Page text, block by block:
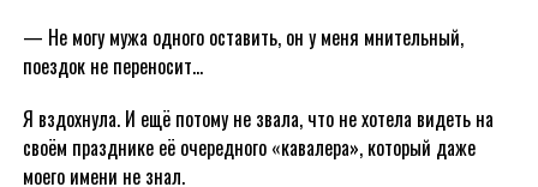
— Не могу мужа одного оставить, он у меня мнительный,
поездок не переносит…
Я вздохнула. И ещё потому не звала, что не хотела видеть на
своём празднике её очередного «кавалера», который даже
моего имени не знал.